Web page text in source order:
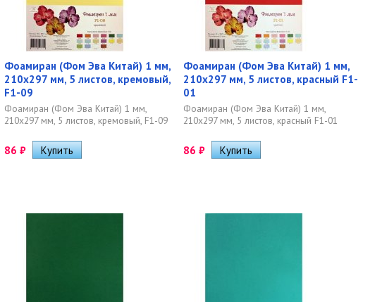
Фоамиран (Фом Эва Китай) 1 мм,
210х297 мм, 5 листов, кремовый,
F1-09
Фоамиран (Фом Эва Китай) 1 мм,
210х297 мм, 5 листов, кремовый, F1-09
86 ₽
Фоамиран (Фом Эва Китай) 1 мм,
210х297 мм, 5 листов, красный F1-
01
Фоамиран (Фом Эва Китай) 1 мм,
210х297 мм, 5 листов, красный F1-01
86 ₽